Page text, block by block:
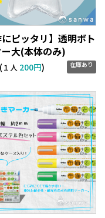
にピッタリ】透明ボト
大(本体のみ)
１人 200円) 在庫あり